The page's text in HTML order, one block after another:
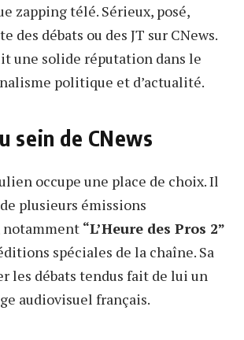
zapping télé. Sérieux, posé,
des débats ou des JT sur CNews.
une solide réputation dans le
politique et d’actualité.
sein de CNews
occupe une place de choix. Il
plusieurs émissions
notamment “L’Heure des Pros 2”
spéciales de la chaîne. Sa
les débats tendus fait de lui un
audiovisuel français.